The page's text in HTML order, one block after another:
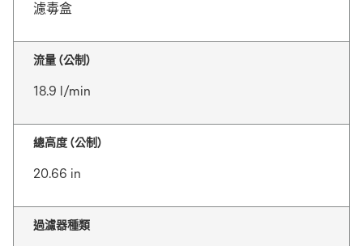
濾毒盒
流量 (公制)
18.9 l/min
總高度 (公制)
20.66 in
過濾器種類